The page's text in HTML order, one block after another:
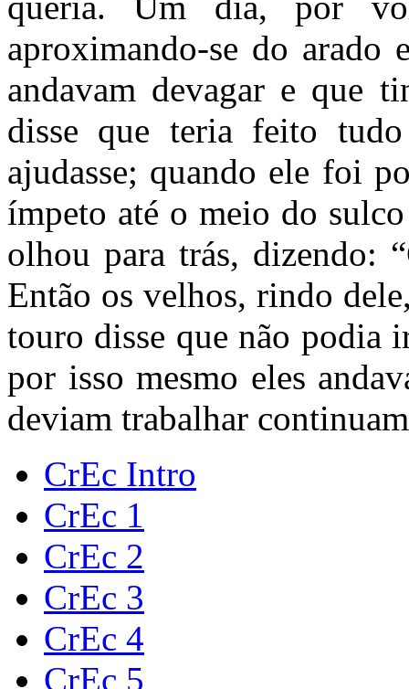
aproximando-se do arado
andavam devagar e que
disse que teria feito
ajudasse; quando ele foi
ímpeto até o meio do
olhou para trás, dizendo:
Então os velhos, rindo
touro disse que não podia
por isso mesmo eles
deviam trabalhar
CrEc Intro
CrEc 1
CrEc 2
CrEc 3
CrEc 4
CrEc 5